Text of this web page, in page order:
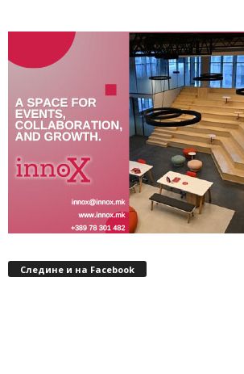
Следине и на Facebook